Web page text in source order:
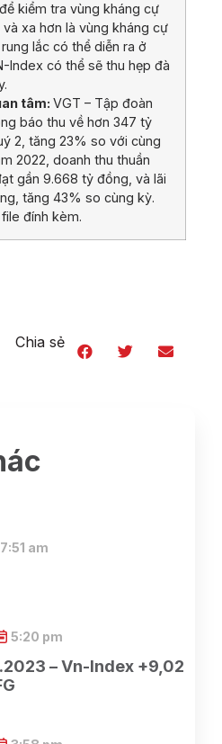
kiểm tra vùng kháng cự
và xa hơn là vùng kháng cự
rung lắc có thể diễn ra ở
Index có thể sẽ thu hẹp đà
tâm: VGT – Tập đoàn
báo thu về hơn 347 tỷ
2, tăng 23% so với cùng
2022, doanh thu thuần
gần 9.668 tỷ đồng, và lãi
tăng 43% so cùng kỳ.
đính kèm.
Chia sẻ
7:51 am
– Vn-Index +9,02
5:20 pm